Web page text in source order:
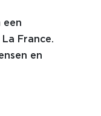
een
France.
en